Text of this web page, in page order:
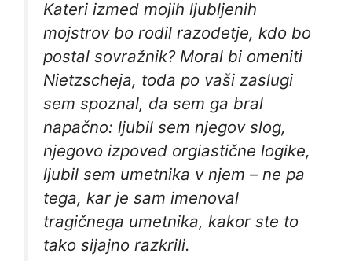
Kateri izmed mojih ljubljenih
mojstrov bo rodil razodetje, kdo bo
postal sovražnik? Moral bi omeniti
Nietzscheja, toda po vaši zaslugi
sem spoznal, da sem ga bral
napačno: ljubil sem njegov slog,
njegovo izpoved orgiastične logike,
ljubil sem umetnika v njem – ne pa
tega, kar je sam imenoval
tragičnega umetnika, kakor ste to
tako sijajno razkrili.